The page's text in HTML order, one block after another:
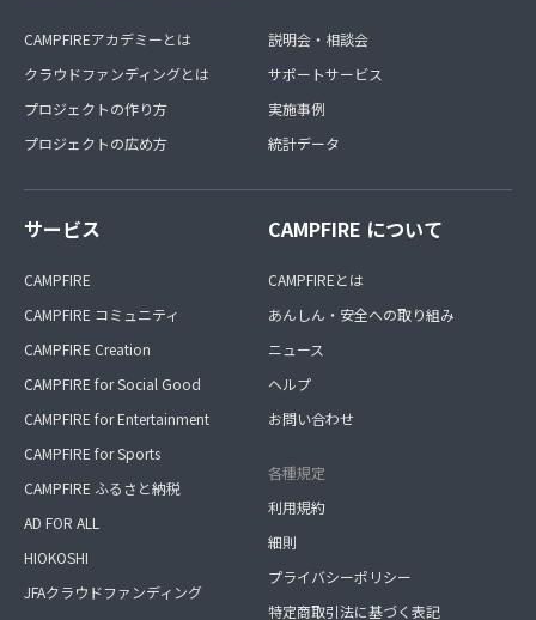
CAMPFIREアカデミーとは
クラウドファンディングとは
プロジェクトの作り方
プロジェクトの広め方
説明会・相談会
サポートサービス
実施事例
統計データ
サービス
CAMPFIRE
CAMPFIRE コミュニティ
CAMPFIRE Creation
CAMPFIRE for Social Good
CAMPFIRE for Entertainment
CAMPFIRE for Sports
CAMPFIRE ふるさと納税
AD FOR ALL
HIOKOSHI
JFAクラウドファンディング
CAMPFIRE について
CAMPFIREとは
あんしん・安全への取り組み
ニュース
ヘルプ
お問い合わせ
各種規定
利用規約
細則
プライバシーポリシー
特定商取引法に基づく表記